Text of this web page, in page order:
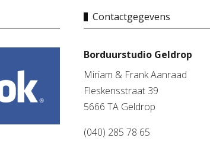
Contactgegevens
Borduurstudio Geldrop
Miriam & Frank Aanraad
Fleskensstraat 39
5666 TA Geldrop
(040) 285 78 65